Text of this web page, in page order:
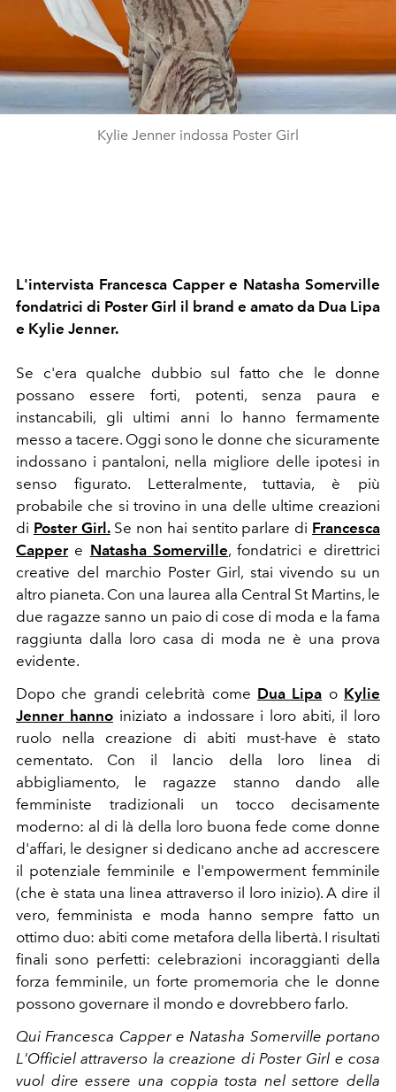
Kylie Jenner indossa Poster Girl
L'intervista Francesca Capper e Natasha Somerville
fondatrici di Poster Girl il brand e amato da Dua Lipa
e Kylie Jenner.
Se c'era qualche dubbio sul fatto che le donne
possano essere forti, potenti, senza paura e
instancabili, gli ultimi anni lo hanno fermamente
messo a tacere. Oggi sono le donne che sicuramente
indossano i pantaloni, nella migliore delle ipotesi in
senso figurato. Letteralmente, tuttavia, è più
probabile che si trovino in una delle ultime creazioni
di Poster Girl.Se non hai sentito parlare di Francesca
Cappere Natasha Somerville, fondatrici e direttrici
creative del marchio Poster Girl, stai vivendo su un
altro pianeta. Con una laurea alla Central St Martins, le
due ragazze sanno un paio di cose di moda e la fama
raggiunta dalla loro casa di moda ne è una prova
evidente.
Dopo che grandi celebrità come Dua Lipa o Kylie
Jenner hannoiniziato a indossare i loro abiti, il loro
ruolo nella creazione di abiti must-have è stato
cementato. Con il lancio della loro linea di
abbigliamento, le ragazze stanno dando alle
femministe tradizionali un tocco decisamente
moderno: al di là della loro buona fede come donne
d'affari, le designer si dedicano anche ad accrescere
il potenziale femminile e l'empowerment femminile
(che è stata una linea attraverso il loro inizio). A dire il
vero, femminista e moda hanno sempre fatto un
ottimo duo: abiti come metafora della libertà. I risultati
finali sono perfetti: celebrazioni incoraggianti della
forza femminile, un forte promemoria che le donne
possono governare il mondo e dovrebbero farlo.
Qui Francesca Capper e Natasha Somerville portano
L'Officiel attraverso la creazione di Poster Girl e cosa
vuol dire essere una coppia tosta nel settore della